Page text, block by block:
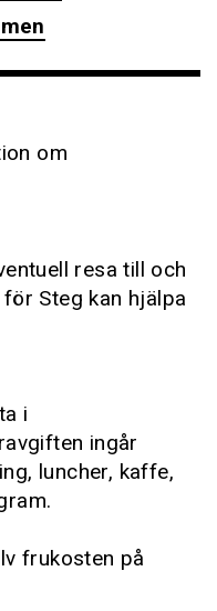
om
resa till och
Steg kan hjälpa
i
ingår
luncher, kaffe,
frukosten på